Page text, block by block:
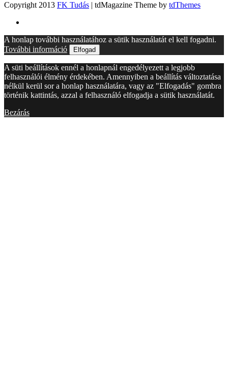
Copyright 2013 FK Tudás | tdMagazine Theme by tdThemes
A honlap további használatához a sütik használatát el kell fogadni.
További információ
Elfogad
A süti beállítások ennél a honlapnál engedélyezett a legjobb
felhasználói élmény érdekében. Amennyiben a beállítás változtatása
nélkül kerül sor a honlap használatára, vagy az "Elfogadás" gombra
történik kattintás, azzal a felhasználó elfogadja a sütik használatát.
Bezárás